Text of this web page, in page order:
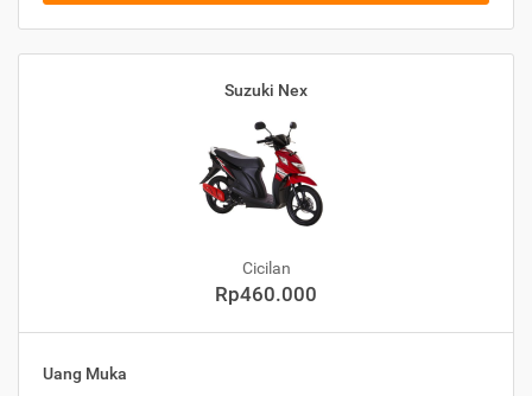
Suzuki Nex
Cicilan
Rp460.000
Uang Muka